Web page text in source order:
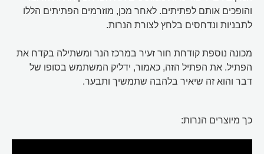
והופכים אותם לפתיתים. לאחר מכן, מוזרמים הפתיתים הללו
לתבניות ונדחסים בלחץ לצורת הנרות.
מכונה נוספת קודחת חור זעיר במרכז הנר ומשתילה בקדח את
הפתיל. את הפתיל הזה, כאמור, ידליק המשתמש בסופו של
דבר והוא זה שיאיר בלהבה שתמשיך ותבער.
כך מיוצרים הנרות: